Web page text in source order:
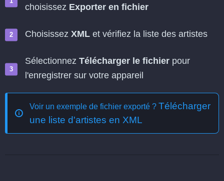
choisissez Exporter en fichier
Choisissez XML et vérifiez la liste des artistes
Sélectionnez Télécharger le fichier pour
l'enregistrer sur votre appareil
Voir un exemple de fichier exporté ? Télécharger
une liste d'artistes en XML